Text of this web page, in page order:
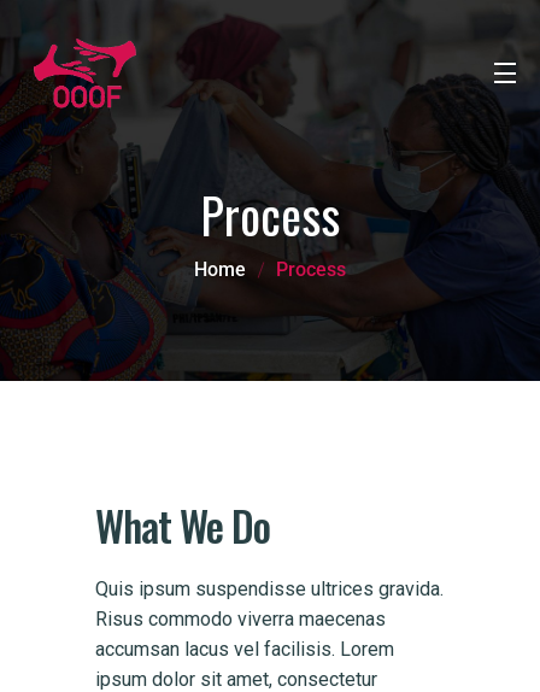
Process
Home Process
What We Do
Quis ipsum suspendisse ultrices gravida.
Risus commodo viverra maecenas
accumsan lacus vel facilisis. Lorem
ipsum dolor sit amet, consectetur